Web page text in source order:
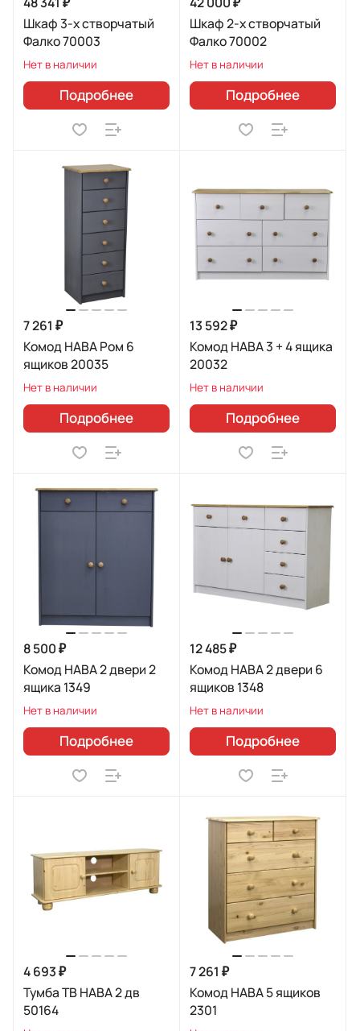
Шкаф 3-х створчатый
Фалко 70003
Нет в наличии
Подробнее
Шкаф 2-х створчатый
Фалко 70002
Нет в наличии
Подробнее
7 261 ₽
Комод HABA Ром 6
ящиков 20035
Нет в наличии
Подробнее
13 592 ₽
Комод HABA 3 + 4 ящика
20032
Нет в наличии
Подробнее
8 500 ₽
Комод HABA 2 двери 2
ящика 1349
Нет в наличии
Подробнее
12 485 ₽
Комод HABA 2 двери 6
ящиков 1348
Нет в наличии
Подробнее
4 693 ₽
Тумба ТВ HABA 2 дв
50164
7 261 ₽
Комод HABA 5 ящиков
2301